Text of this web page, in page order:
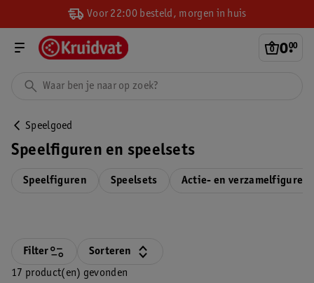
Voor 22:00 besteld, morgen in huis
0.
00
Speelgoed
Speelfiguren en speelsets
Speelfiguren Speelsets Actie- en verzamelfiguren
17 product(en) gevonden
Filter Sorteren